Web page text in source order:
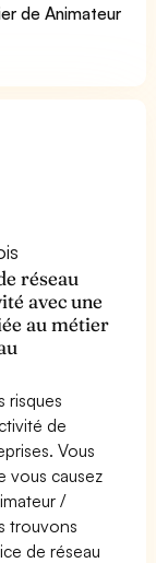
de Animateur
réseau
avec une
au métier
risques
de
Vous
vous causez
/
trouvons
de réseau